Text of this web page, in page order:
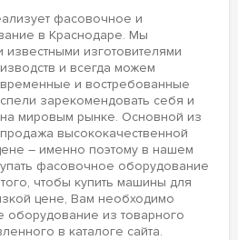
фасовочное и
в Краснодаре. Мы
изготовителями
и всегда можем
и востребованные
зарекомендовать себя и
на мировым рынке. Основной из
высококачественной
– именно поэтому в нашем
фасовочное оборудование
чтобы купить машины для
цене, Вам необходимо
оборудование из товарного
в каталоге сайта.